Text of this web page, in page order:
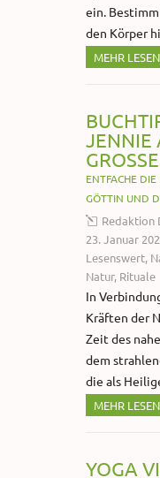
ein.
den Körper
MEHR LESEN
JENNIE
ENTFACHE
GÖTTIN UND
Redaktion
23. Januar
Lesenswert,
Natur, Rituale
In
Kräften der
Zeit des
dem
die als
MEHR LESEN
YOGA